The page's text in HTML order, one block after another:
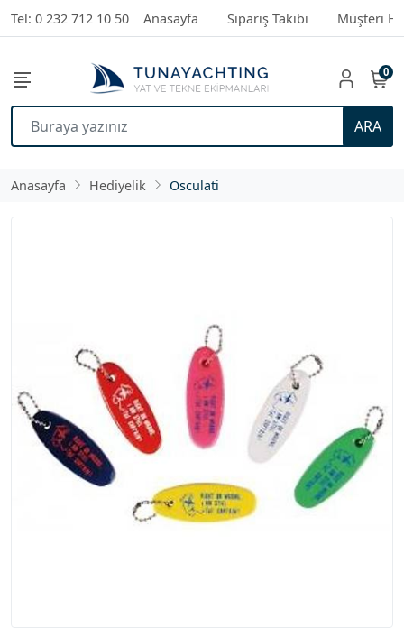
Tel: 0 232 712 10 50 Anasayfa Sipariş Takibi Müşteri
ARA
0
Anasayfa Hediyelik Osculati